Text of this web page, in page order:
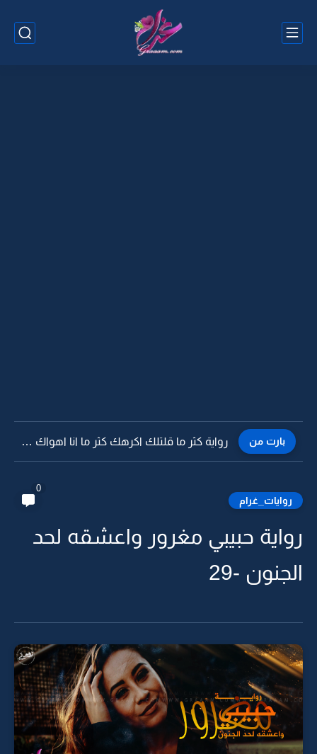
بارت من رواية كثر ما قلتلك اكرهك كثر ما انا اهواك -15
روايات_غرام
0
رواية حبيبي مغرور واعشقه لحد
الجنون -29